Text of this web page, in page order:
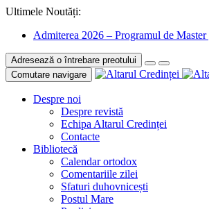
Ultimele Noutăți:
Admiterea 2026 – Programul de
Adresează o întrebare preotului
Comutare navigare
Despre noi
Despre revistă
Echipa Altarul Credinței
Contacte
Bibliotecă
Calendar ortodox
Comentariile zilei
Sfaturi duhovnicești
Postul Mare